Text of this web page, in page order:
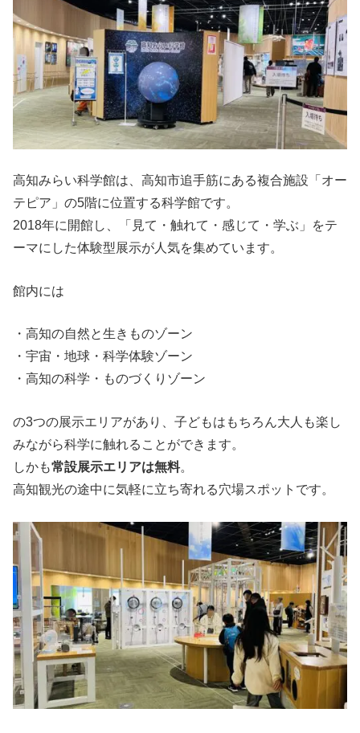
高知みらい科学館は、高知市追手筋にある複合施設「オー
テピア」の5階に位置する科学館です。
2018年に開館し、「見て・触れて・感じて・学ぶ」をテ
ーマにした体験型展示が人気を集めています。
館内には
・高知の自然と生きものゾーン
・宇宙・地球・科学体験ゾーン
・高知の科学・ものづくりゾーン
の3つの展示エリアがあり、子どもはもちろん大人も楽し
みながら科学に触れることができます。
しかも常設展示エリアは無料。
高知観光の途中に気軽に立ち寄れる穴場スポットです。